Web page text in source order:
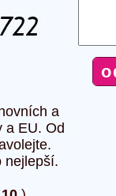
a
a EU. Od
nejlepší.